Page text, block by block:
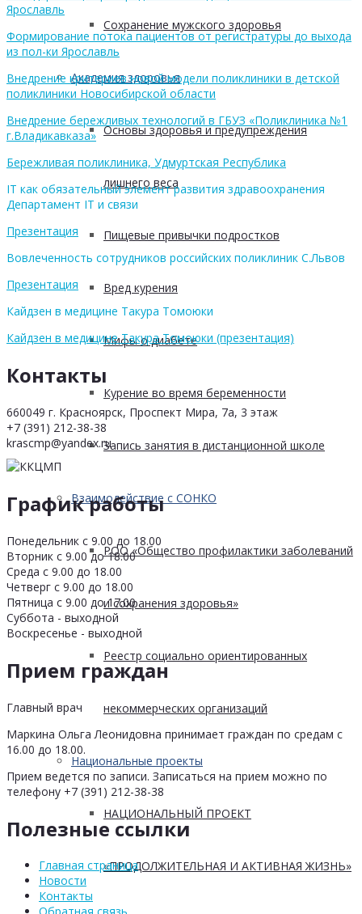
Сохранение мужского здоровья
Академия здоровья
Основы здоровья и предупреждения
лишнего веса
Пищевые привычки подростков
Вред курения
Мифы о диабете
Курение во время беременности
Запись занятия в дистанционной школе
Взаимодействие с СОНКО
РОО «Общество профилактики заболеваний
и сохранения здоровья»
Реестр социально ориентированных
некоммерческих организаций
Национальные проекты
НАЦИОНАЛЬНЫЙ ПРОЕКТ
«ПРОДОЛЖИТЕЛЬНАЯ И АКТИВНАЯ ЖИЗНЬ»
Ярославль
Формирование потока пациентов от регистратуры до выхода
из пол-ки Ярославль
Внедрение критериев новой модели поликлиники в детской
поликлиники Новосибирской области
Внедрение бережливых технологий в ГБУЗ «Поликлиника №1
г.Владикавказа»
Бережливая поликлиника, Удмуртская Республика
IT как обязательный элемент развития здравоохранения
Департамент IT и связи
Презентация
Вовлеченность сотрудников российских поликлиник С.Львов
Презентация
Кайдзен в медицине Такура Томоюки
Кайдзен в медицине Такура Томоюки (презентация)
Контакты
660049 г. Красноярск, Проспект Мира, 7а, 3 этаж
+7 (391) 212-38-38
krascmp@yandex.ru
График работы
Понедельник с 9.00 до 18.00
Вторник с 9.00 до 18.00
Среда с 9.00 до 18.00
Четверг с 9.00 до 18.00
Пятница с 9.00 до 17.00
Суббота - выходной
Воскресенье - выходной
Прием граждан
Главный врач
Маркина Ольга Леонидовна принимает граждан по средам с
16.00 до 18.00.
Прием ведется по записи. Записаться на прием можно по
телефону +7 (391) 212-38-38
Полезные ссылки
Главная страница
Новости
Контакты